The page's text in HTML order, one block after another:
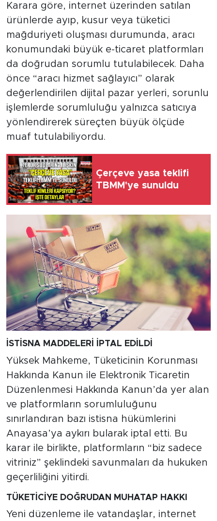
Karara göre, internet üzerinden satılan
ürünlerde ayıp, kusur veya tüketici
mağduriyeti oluşması durumunda, aracı
konumundaki büyük e-ticaret platformları
da doğrudan sorumlu tutulabilecek. Daha
önce “aracı hizmet sağlayıcı” olarak
değerlendirilen dijital pazar yerleri, sorunlu
işlemlerde sorumluluğu yalnızca satıcıya
yönlendirerek süreçten büyük ölçüde
muaf tutulabiliyordu.
Çerçeve yasa teklifi
TBMM'ye sunuldu
İSTİSNA MADDELERİ İPTAL EDİLDİ
Yüksek Mahkeme, Tüketicinin Korunması
Hakkında Kanun ile Elektronik Ticaretin
Düzenlenmesi Hakkında Kanun’da yer alan
ve platformların sorumluluğunu
sınırlandıran bazı istisna hükümlerini
Anayasa’ya aykırı bularak iptal etti. Bu
karar ile birlikte, platformların “biz sadece
vitriniz” şeklindeki savunmaları da hukuken
geçerliliğini yitirdi.
TÜKETİCİYE DOĞRUDAN MUHATAP HAKKI
Yeni düzenleme ile vatandaşlar, internet